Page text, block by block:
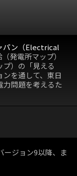
パン（Electrical
発電所マップ）
プ）の「見える
を通して、東日
力問題を考えるた
ージョン9以降、ま